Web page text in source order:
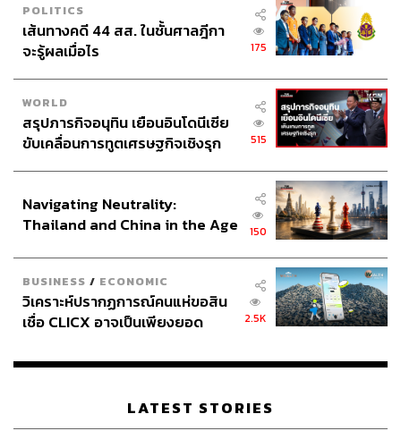
POLITICS
เส้นทางคดี 44 สส. ในชั้นศาลฎีกา
จะรู้ผลเมื่อไร
175
WORLD
สรุปภารกิจอนุทิน เยือนอินโดนีเซีย
ขับเคลื่อนการทูตเศรษฐกิจเชิงรุก
515
Navigating Neutrality:
Thailand and China in the Age
150
BUSINESS / ECONOMIC
วิเคราะห์ปรากฏการณ์คนแห่ขอสิน
เชื่อ CLICX อาจเป็นเพียงยอด
เรือนไทยที่ถูกซุกไว้
2.5K
LATEST STORIES